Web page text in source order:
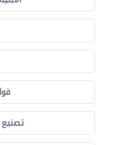
تصنيع